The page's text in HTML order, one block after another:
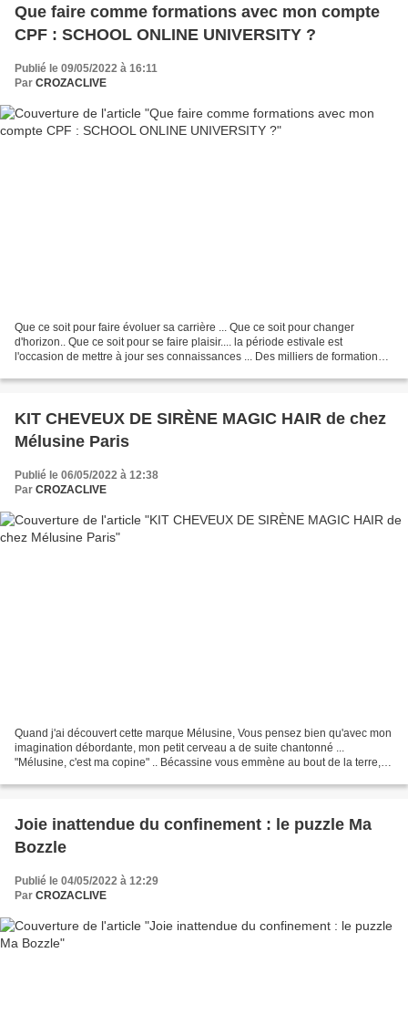
Que faire comme formations avec mon compte
CPF : SCHOOL ONLINE UNIVERSITY ?
Publié le 09/05/2022 à 16:11
Par CROZACLIVE
Que ce soit pour faire évoluer sa carrière ... Que ce soit pour changer
d'horizon.. Que ce soit pour se faire plaisir.... la période estivale est
l'occasion de mettre à jour ses connaissances ... Des milliers de formations
KIT CHEVEUX DE SIRÈNE MAGIC HAIR de chez
Mélusine Paris
Publié le 06/05/2022 à 12:38
Par CROZACLIVE
Quand j'ai découvert cette marque Mélusine, Vous pensez bien qu'avec mon
imagination débordante, mon petit cerveau a de suite chantonné ...
"Mélusine, c'est ma copine" .. Bécassine vous emmène au bout de la terre,
Joie inattendue du confinement : le puzzle Ma
Bozzle
Publié le 04/05/2022 à 12:29
Par CROZACLIVE